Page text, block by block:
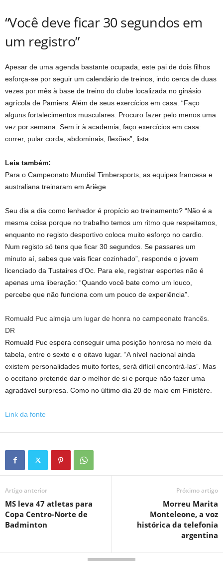
“Você deve ficar 30 segundos em
um registro”
Apesar de uma agenda bastante ocupada, este pai de dois filhos
esforça-se por seguir um calendário de treinos, indo cerca de duas
vezes por mês à base de treino do clube localizada no ginásio
agrícola de Pamiers. Além de seus exercícios em casa. “Faço
alguns fortalecimentos musculares. Procuro fazer pelo menos uma
vez por semana. Sem ir à academia, faço exercícios em casa:
correr, pular corda, abdominais, flexões”, lista.
Leia também:
Para o Campeonato Mundial Timbersports, as equipes francesa e
australiana treinaram em Ariège
Seu dia a dia como lenhador é propício ao treinamento? “Não é a
mesma coisa porque no trabalho temos um ritmo que respeitamos,
enquanto no registo desportivo coloca muito esforço no cardio.
Num registo só tens que ficar 30 segundos. Se passares um
minuto aí, sabes que vais ficar cozinhado”, responde o jovem
licenciado da Tustaires d’Oc. Para ele, registrar esportes não é
apenas uma liberação: “Quando você bate como um louco,
percebe que não funciona com um pouco de experiência”.
Romuald Puc almeja um lugar de honra no campeonato francês.
DR
Romuald Puc espera conseguir uma posição honrosa no meio da
tabela, entre o sexto e o oitavo lugar. “A nível nacional ainda
existem personalidades muito fortes, será difícil encontrá-las”. Mas
o occitano pretende dar o melhor de si e porque não fazer uma
agradável surpresa. Como no último dia 20 de maio em Finistère.
Link da fonte
Artigo anterior
MS leva 47 atletas para
Copa Centro-Norte de
Badminton
Próximo artigo
Morreu Marita
Monteleone, a voz
histórica da telefonia
argentina